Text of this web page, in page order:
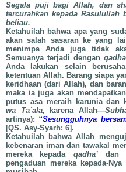
Segala puji bagi Allah, dan
tercurahkan kepada Rasulullah
beliau.
Ketahuilah bahwa apa yang
akan salah sasaran ke yang
menimpa Anda juga tidak
Semuanya terjadi dengan
Anda lakukan selain
ketentuan Allah. Barang siapa
keridhaan (dari Allah), dan
maka ia juga akan
putus asa meraih karunia dan
wa Ta`ala, karena Allah—
artinya): “Sesungguhnya
[QS. Asy-Syarh: 6].
Ketahuilah bahwa Allah
kebenaran iman dan tawakal
mereka kepada qadha’dan
pengaduan mereka kepada-